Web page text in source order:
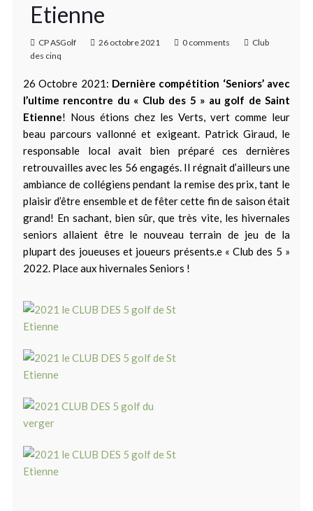
Etienne
CP ASGolf 26 octobre 2021 0 comments
Club
des cinq
26 Octobre 2021: Dernière compétition ‘Seniors’ avec
l’ultime rencontre du « Club des 5 » au golf de Saint
Etienne! Nous étions chez les Verts, vert comme leur
beau parcours vallonné et exigeant. Patrick Giraud, le
responsable local avait bien préparé ces dernières
retrouvailles avec les 56 engagés. Il régnait d’ailleurs une
ambiance de collégiens pendant la remise des prix, tant le
plaisir d’être ensemble et de fêter cette fin de saison était
grand! En sachant, bien sûr, que très vite, les hivernales
seniors allaient être le nouveau terrain de jeu de la
plupart des joueuses et joueurs présents.e « Club des 5 »
2022. Place aux hivernales Seniors !